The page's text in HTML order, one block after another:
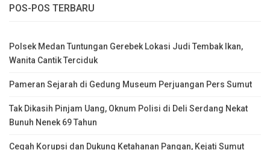
POS-POS TERBARU
Polsek Medan Tuntungan Gerebek Lokasi Judi Tembak Ikan,
Wanita Cantik Terciduk
Pameran Sejarah di Gedung Museum Perjuangan Pers Sumut
Tak Dikasih Pinjam Uang, Oknum Polisi di Deli Serdang Nekat
Bunuh Nenek 69 Tahun
Cegah Korupsi dan Dukung Ketahanan Pangan, Kejati Sumut